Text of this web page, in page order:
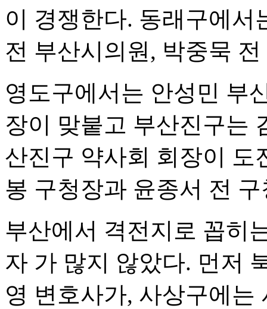
이 경쟁한다. 동래구에서
전 부산시의원, 박중묵
영도구에서는 안성민 부
장이 맞붙고 부산진구는
산진구 약사회 회장이 도
봉 구청장과 윤종서 전
부산에서 격전지로 꼽히
자 가 많지 않았다. 먼저
영 변호사가, 사상구에는